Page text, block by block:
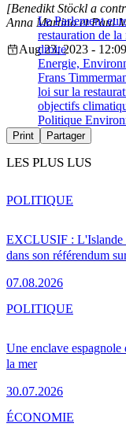
Le Parlement
restauration de
droite
[Benedikt Stöckl a
Anna Martino et Paul
Aug 23, 2023 - 12:09
Energie,
Frans
loi sur la
objectifs
Politique
Print Partager
LES PLUS LUS
EXCLUSIF : L'Islande
dans son référendum
07.08.2026
POLITIQUE
Une enclave
la mer
30.07.2026
POLITIQUE
ÉCONOMIE